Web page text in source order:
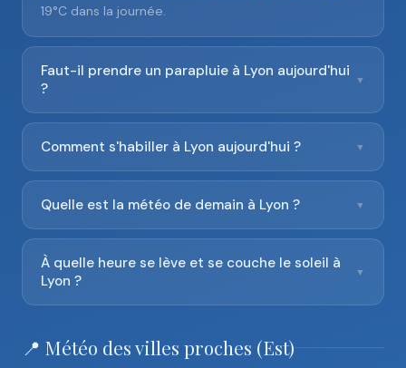
19°C dans la journée.
Faut-il prendre un parapluie à Lyon aujourd'hui
?
▼
Comment s'habiller à Lyon aujourd'hui ? ▼
Quelle est la météo de demain à Lyon ? ▼
À quelle heure se lève et se couche le soleil à
Lyon ?
▼
📍 Météo des villes proches (Est)